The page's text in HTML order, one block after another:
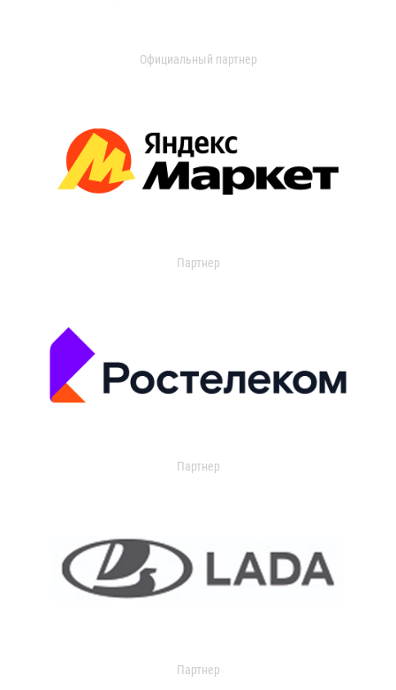
Официальный партнер
Партнер
Партнер
Партнер